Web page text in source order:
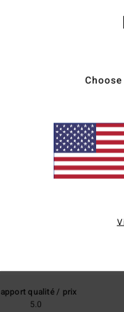
qualité / prix
5.0